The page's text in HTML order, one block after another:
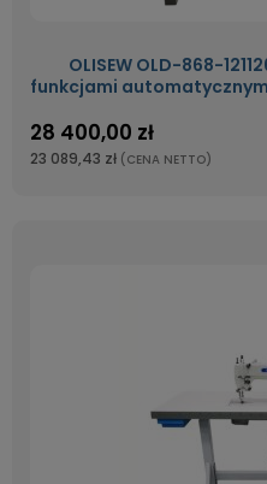
OLISEW OLD-868-
funkcjami
28 400,00 zł
23 089,43 zł (CENA NETTO)